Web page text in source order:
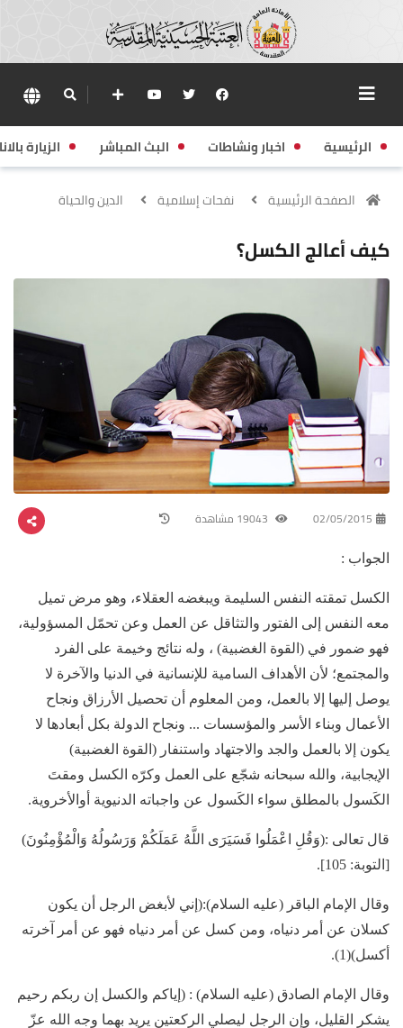
الرئيسية اخبار ونشاطات البث المباشر الزيارة
الصفحة الرئيسية نفحات إسلامية الدين والحياة
كيف أعالج الكسل؟
02/05/2015
الجواب :
الكسل تمقته النفس السليمة ويبغضه العقلاء، وهو مرض تميل
معه النفس إلى الفتور والتثاقل عن العمل وعن تحمّل المسؤولية،
فهو ضمور في (القوة الغضبية) ، وله نتائج وخيمة على الفرد
والمجتمع؛ لأن الأهداف السامية للإنسانية في الدنيا والآخرة لا
يوصل إليها إلا بالعمل، ومن المعلوم أن تحصيل الأرزاق ونجاح
الأعمال وبناء الأسر والمؤسسات ... ونجاح الدولة بكل أبعادها لا
يكون إلا بالعمل والجد والاجتهاد واستنفار (القوة الغضبية)
الإيجابية، والله سبحانه شجّع على العمل وكرّه الكسل ومقتَ
الكَسول بالمطلق سواء الكَسول عن واجباته الدنيوية أوالأخروية.
قال تعالى :(وَقُلِ اعْمَلُوا فَسَيَرَى اللَّهُ عَمَلَكُمْ وَرَسُولُهُ وَالْمُؤْمِنُونَ)
[التوبة: 105].
وقال الإمام الباقر (عليه السلام):(إني لأبغض الرجل أن يكون
كسلان عن أمر دنياه، ومن كسل عن أمر دنياه فهو عن أمر آخرته
أكسل)(1).
وقال الإمام الصادق (عليه السلام) : (إياكم والكسل إن ربكم رحيم
يشكر القليل، وإن الرجل ليصلي الركعتين يريد بهما وجه الله عزّ